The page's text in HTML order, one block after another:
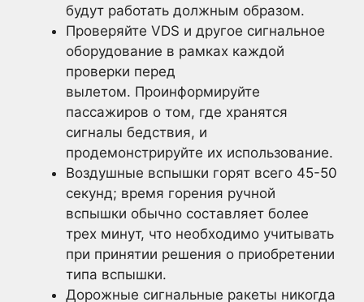
будут работать должным образом.
Проверяйте VDS и другое сигнальное
оборудование в рамках каждой
проверки перед
вылетом. Проинформируйте
пассажиров о том, где хранятся
сигналы бедствия, и
продемонстрируйте их использование.
Воздушные вспышки горят всего 45-50
секунд; время горения ручной
вспышки обычно составляет более
трех минут, что необходимо учитывать
при принятии решения о приобретении
типа вспышки.
Дорожные сигнальные ракеты никогда